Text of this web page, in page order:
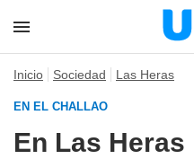
Inicio Sociedad Las Heras
EN EL CHALLAO
En Las